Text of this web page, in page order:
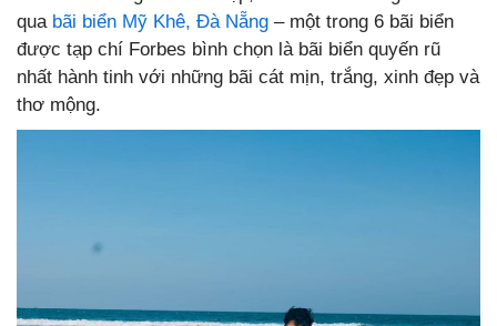
qua bãi biển Mỹ Khê, Đà Nẵng – một trong 6 bãi biển
được tạp chí Forbes bình chọn là bãi biển quyến rũ
nhất hành tinh với những bãi cát mịn, trắng, xinh đẹp và
thơ mộng.